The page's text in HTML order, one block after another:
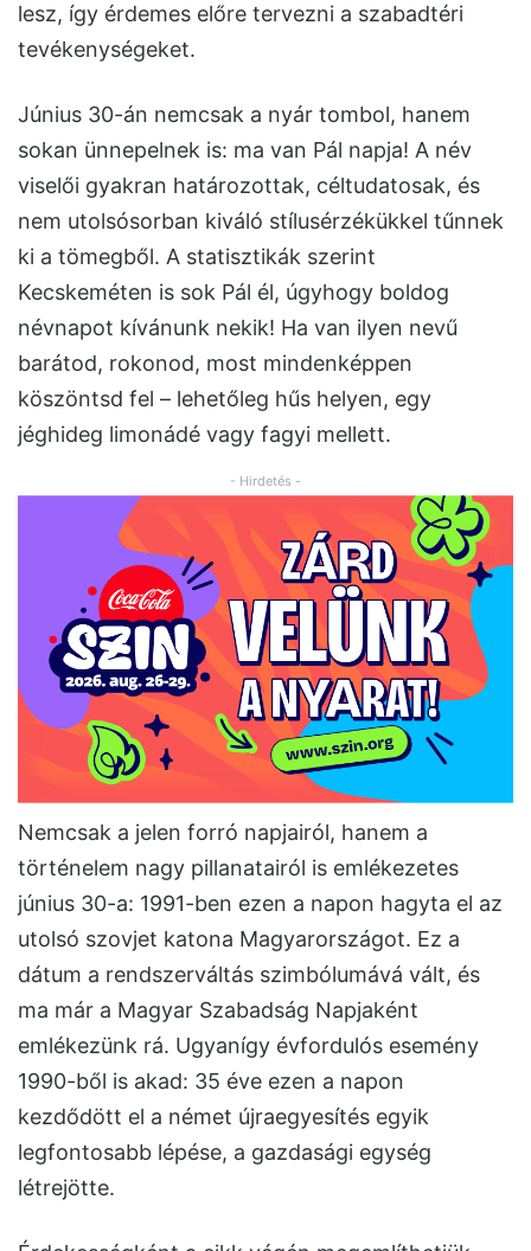
lesz, így érdemes előre tervezni a szabadtéri
tevékenységeket.
Június 30-án nemcsak a nyár tombol, hanem
sokan ünnepelnek is: ma van Pál napja! A név
viselői gyakran határozottak, céltudatosak, és
nem utolsósorban kiváló stílusérzékükkel tűnnek
ki a tömegből. A statisztikák szerint
Kecskeméten is sok Pál él, úgyhogy boldog
névnapot kívánunk nekik! Ha van ilyen nevű
barátod, rokonod, most mindenképpen
köszöntsd fel – lehetőleg hűs helyen, egy
jéghideg limonádé vagy fagyi mellett.
- Hirdetés -
Nemcsak a jelen forró napjairól, hanem a
történelem nagy pillanatairól is emlékezetes
június 30-a: 1991-ben ezen a napon hagyta el az
utolsó szovjet katona Magyarországot. Ez a
dátum a rendszerváltás szimbólumává vált, és
ma már a Magyar Szabadság Napjaként
emlékezünk rá. Ugyanígy évfordulós esemény
1990-ből is akad: 35 éve ezen a napon
kezdődött el a német újraegyesítés egyik
legfontosabb lépése, a gazdasági egység
létrejötte.